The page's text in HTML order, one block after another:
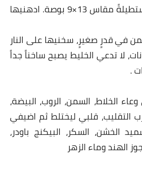
قصص مطبخ مصورة
كُتب وصفات مجاني
الطهاة العرب
مسابقة المجلة
نصائح وفوائد
نصيحة اليوم
- احضري صينيةً مستطيلةً مقاس 13×9 بوصة. ادهنيها
في قدرٍ صغيرٍ، سخنيها على النار
لا تدعي الخليط يصبح ساخناً جداً
.
الخلاط، السمن، الروب، البيضة،
التقليب، قلبي ليختلط ثم اضيفي
الخشن، السكر، البيكنج باودر،
الهند وماء الزهر